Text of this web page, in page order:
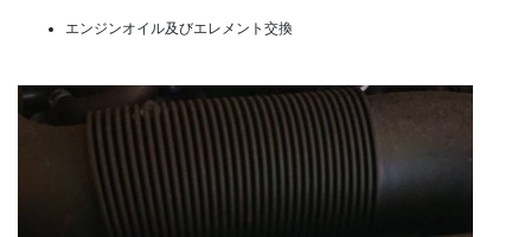
エンジンオイル及びエレメント交換